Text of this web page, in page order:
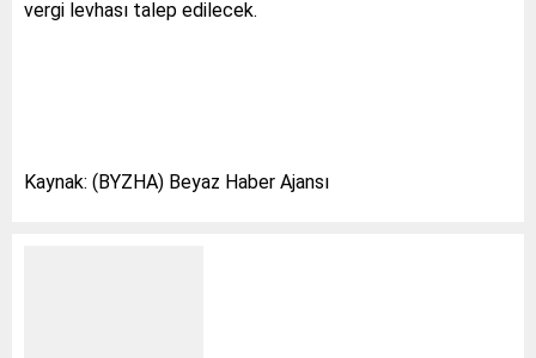
vergi levhası talep edilecek.
Kaynak: (BYZHA) Beyaz Haber Ajansı